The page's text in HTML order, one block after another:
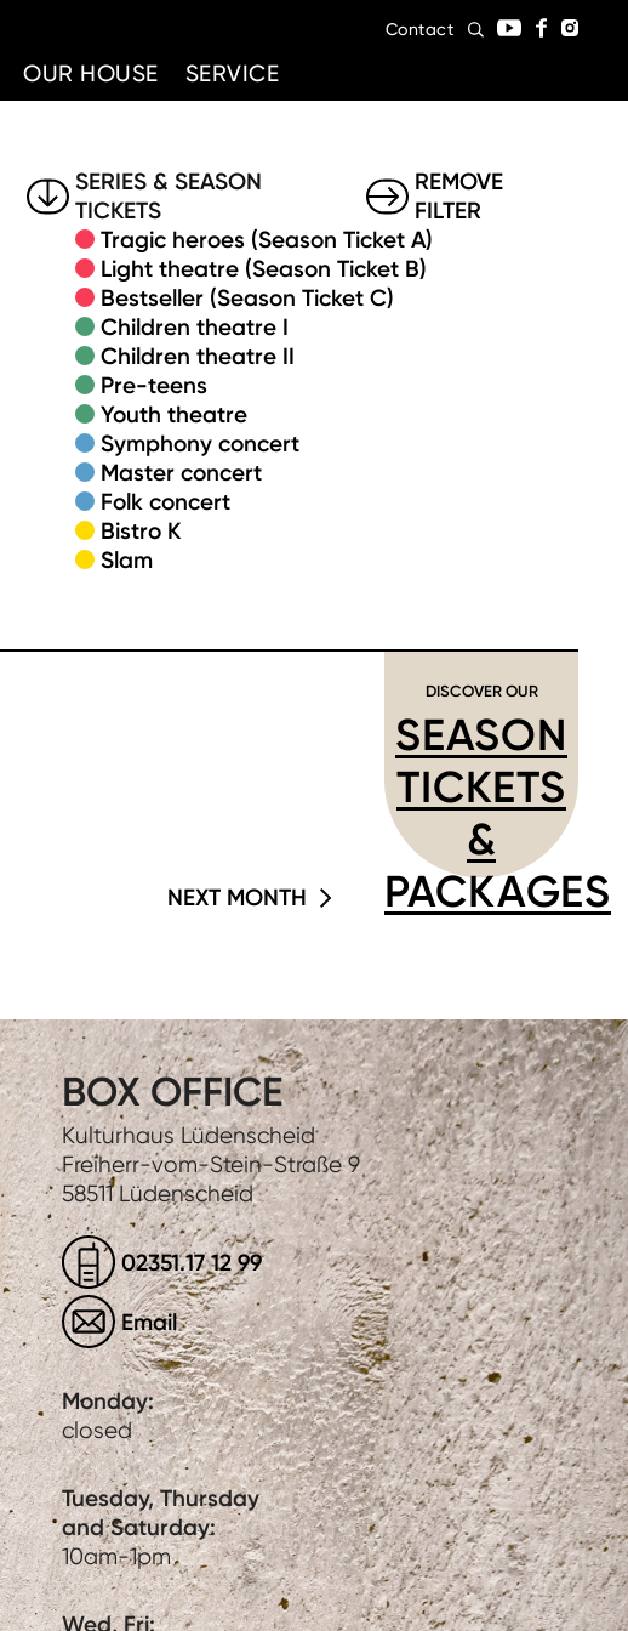
OUR HOUSE SERVICE
Contact
SERIES & SEASON
TICKETS
Tragic heroes (Season Ticket A)
Light theatre (Season Ticket B)
Bestseller (Season Ticket C)
Children theatre I
Children theatre II
Pre-teens
Youth theatre
Symphony concert
Master concert
Folk concert
Bistro K
Slam
REMOVE
FILTER
DISCOVER OUR
SEASON
TICKETS
&
PACKAGES
NEXT MONTH
BOX OFFICE
Kulturhaus Lüdenscheid
Freiherr-vom-Stein-Straße 9
58511 Lüdenscheid
02351.17 12 99
Email
Monday:
closed
Tuesday, Thursday
and Saturday:
10am-1pm
Wed, Fri: